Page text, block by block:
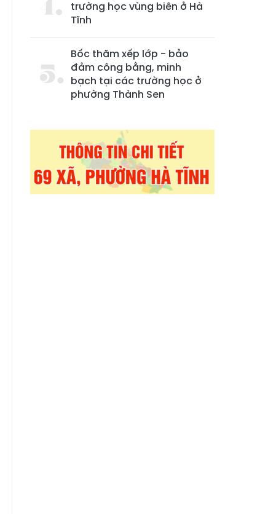
trường học vùng biên ở Hà
Tĩnh
Bốc thăm xếp lớp - bảo
đảm công bằng, minh
bạch tại các trường học ở
phường Thành Sen